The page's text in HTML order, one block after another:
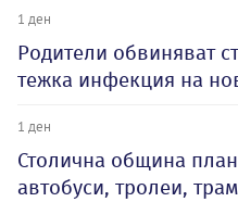
1 ден
Родители обвиняват
тежка инфекция на
1 ден
Столична община
автобуси, тролеи,